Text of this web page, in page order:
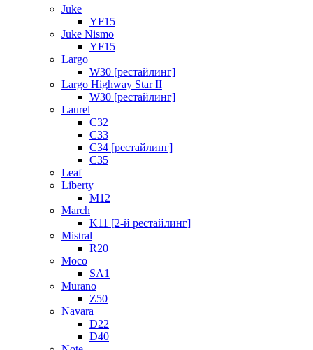
Juke
YF15
Juke Nismo
YF15
Largo
W30 [рестайлинг]
Largo Highway Star II
W30 [рестайлинг]
Laurel
C32
C33
C34 [рестайлинг]
C35
Leaf
Liberty
M12
March
K11 [2-й рестайлинг]
Mistral
R20
Moco
SA1
Murano
Z50
Navara
D22
D40